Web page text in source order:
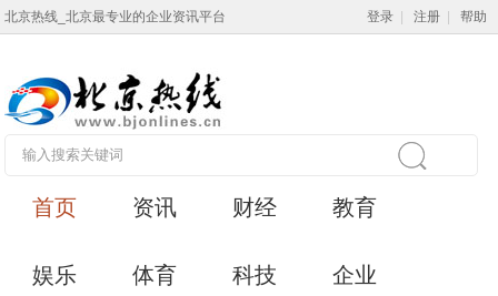
北京热线_北京最专业的企业资讯平台 登录 注册 帮助
首页 资讯 财经 教育
娱乐 体育 科技 企业